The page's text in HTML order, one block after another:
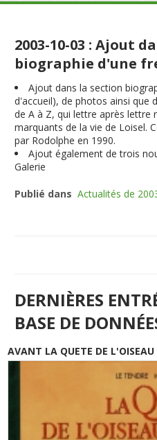
2003-10-03 : Ajout
biographie d'une
Ajout dans la section
d'accueil), de photos ainsi que
de A à Z, qui lettre après lettre
marquants de la vie de Loisel.
par Rodolphe en 1990.
Ajout également de trois
Galerie
Publié dans Actualités de
DERNIÈRES
BASE DE
AVANT LA QUETE DE